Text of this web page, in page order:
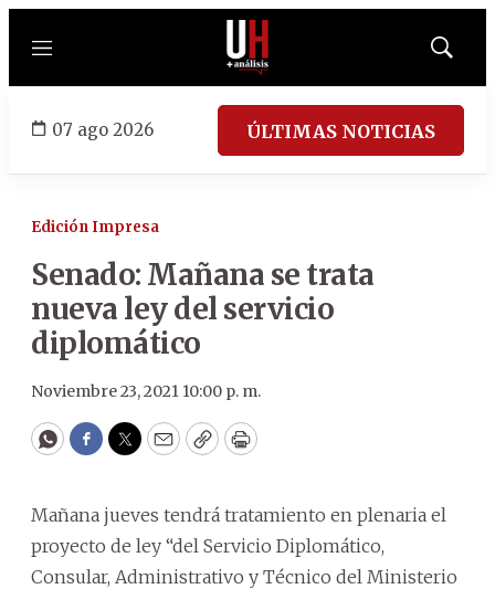
Menú
Mostrar
07 ago 2026 ÚLTIMAS NOTICIAS
Edición Impresa
Senado: Mañana se trata
nueva ley del servicio
diplomático
Noviembre 23, 2021 10:00 p. m.
WhatsApp
Facebook
Twitter
EmailCopyPrint
Mañana jueves tendrá tratamiento en plenaria el
proyecto de ley “del Servicio Diplomático,
Consular, Administrativo y Técnico del Ministerio